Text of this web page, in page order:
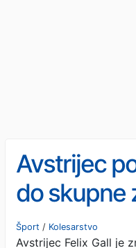
Avstrijec
do skupne
po Burgosu
Šport / Kolesarstvo
Avstrijec Felix Gall je